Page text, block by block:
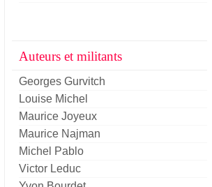
Auteurs et militants
Georges Gurvitch
Louise Michel
Maurice Joyeux
Maurice Najman
Michel Pablo
Victor Leduc